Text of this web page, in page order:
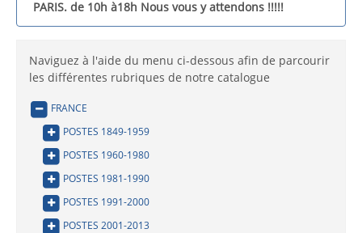
PARIS. de 10h à18h Nous vous y attendons !!!!!
Naviguez à l'aide du menu ci-dessous afin de parcourir
les différentes rubriques de notre catalogue
FRANCE
POSTES 1849-1959
POSTES 1960-1980
POSTES 1981-1990
POSTES 1991-2000
POSTES 2001-2013